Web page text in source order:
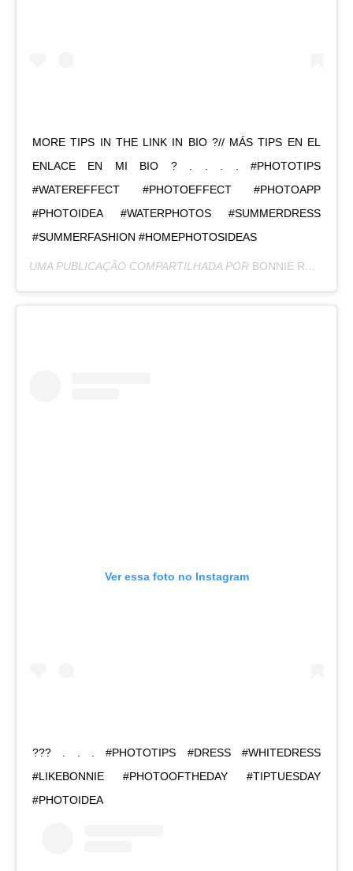
MORE TIPS IN THE LINK IN BIO ?// MÁS TIPS EN EL
ENLACE EN MI BIO ? . . . . #PHOTOTIPS
#WATEREFFECT #PHOTOEFFECT #PHOTOAPP
#PHOTOIDEA #WATERPHOTOS #SUMMERDRESS
#SUMMERFASHION #HOMEPHOTOSIDEAS
UMA PUBLICAÇÃO COMPARTILHADA POR BONNIE RODRÍGUEZ KRZYWICKI
Ver essa foto no Instagram
??? . . . #PHOTOTIPS #DRESS #WHITEDRESS
#LIKEBONNIE #PHOTOOFTHEDAY #TIPTUESDAY
#PHOTOIDEA